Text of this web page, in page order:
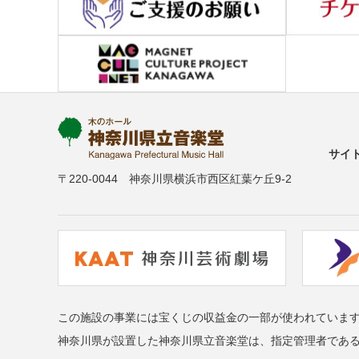
〒220-0044 神奈川県横浜市西区紅葉ケ丘9-2
サイ
この施設の事業には宝くじの収益金の一部が使われていま
神奈川県が設置した神奈川県立音楽堂は、指定管理者であ